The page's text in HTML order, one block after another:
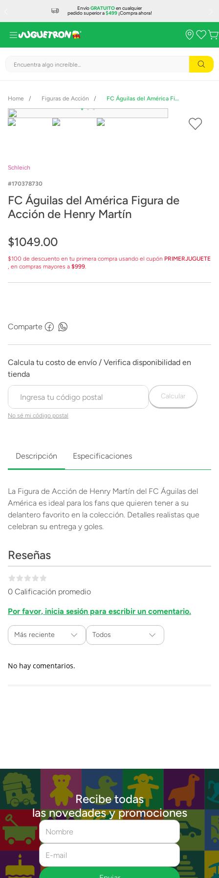
EnvíoGRATUITOen cualquier
pedido superior a$499¡Compra ahora!
Encuentra algo increíble...
Figuras de Acción FC Águilas del América Figura de Acción de Henry Martín
Schleich
170378730
FC Águilas del América Figura de
Acción de Henry Martín
$1049.00
$100 de descuento en tu primera compra usando el cupón PRIMERJUGUETE
, en compras mayores a $999.
Comparte
No sé mi código postal
Calcular
Descripción Especificaciones
La Figura de Acción de Henry Martín del FC Águilas del
América es ideal para los fans que quieren tener a su
delantero favorito en la colección. Detalles realistas que
celebran su entrega y goles.
Reseñas
0 Calificación promedio
Por favor, inicia sesión para escribir un comentario.
Más reciente Todos
No hay comentarios.
Recibe todas
las novedades y promociones